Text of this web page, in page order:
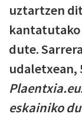
uztartzen
dute.
udaletxean,
eskainiko